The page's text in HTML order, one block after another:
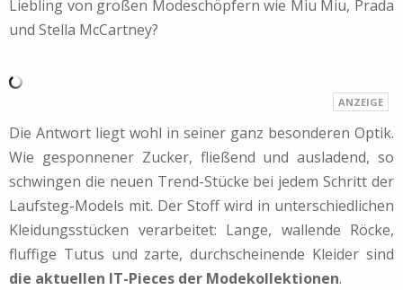
Liebling von großen Modeschöpfern wie Miu Miu, Prada
und Stella McCartney?
Die Antwort liegt wohl in seiner ganz besonderen Optik.
Wie gesponnener Zucker, fließend und ausladend, so
schwingen die neuen Trend-Stücke bei jedem Schritt der
Laufsteg-Models mit. Der Stoff wird in unterschiedlichen
Kleidungsstücken verarbeitet: Lange, wallende Röcke,
fluffige Tutus und zarte, durchscheinende Kleider sind
die aktuellen IT-Pieces der Modekollektionen.